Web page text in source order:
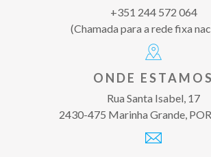
+351 244 572 064
(Chamada para a rede fixa
ONDE ESTAMOS
Rua Santa Isabel, 17
2430-475 Marinha Grande,